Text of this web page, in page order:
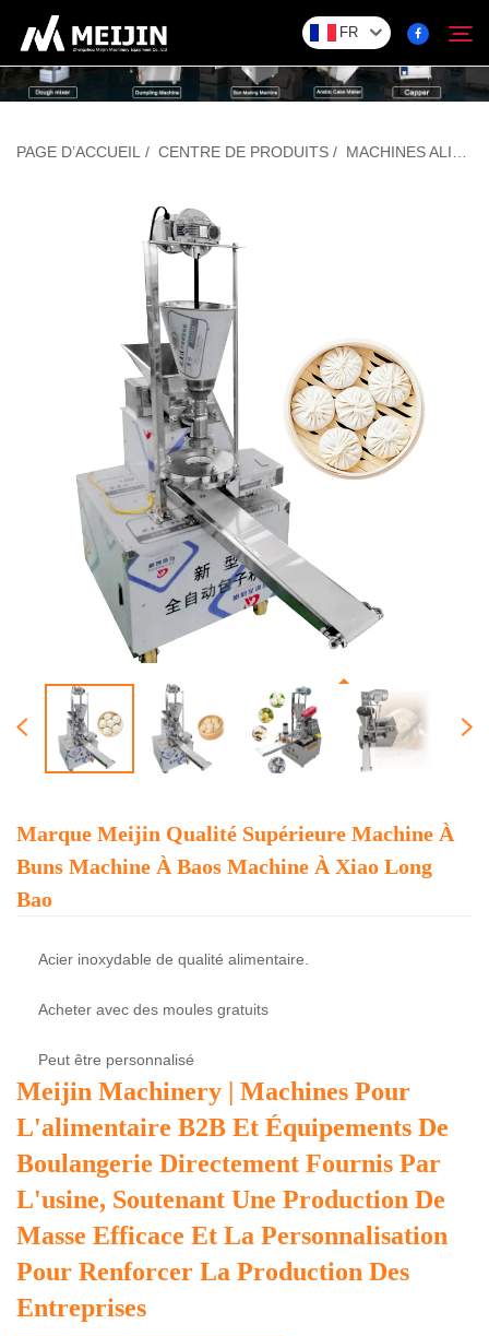
FR
Entreprise
Centre De Produits
PAGE D’ACCUEIL / CENTRE DE PRODUITS / MACHINES ALIMENTAIRES
Marque Meijin Qualité Supérieure Machine À
Buns Machine À Baos Machine À Xiao Long
Bao
Acier inoxydable de qualité alimentaire.
Acheter avec des moules gratuits
Peut être personnalisé
Meijin Machinery | Machines Pour
L'alimentaire B2B Et Équipements De
Boulangerie Directement Fournis Par
L'usine, Soutenant Une Production De
Masse Efficace Et La Personnalisation
Pour Renforcer La Production Des
Entreprises